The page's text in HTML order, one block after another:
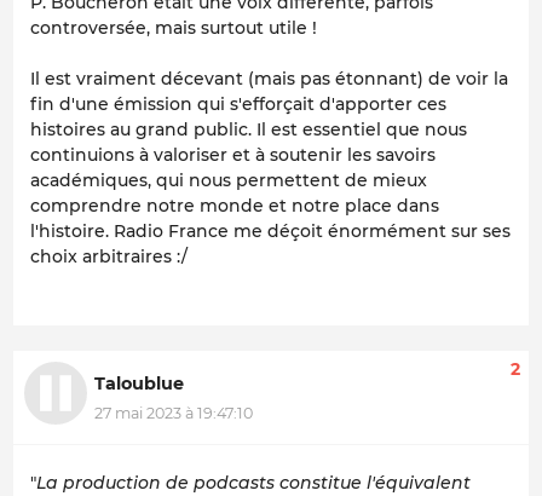
controversée, mais surtout utile !
Il est vraiment décevant (mais pas étonnant) de voir la
fin d'une émission qui s'efforçait d'apporter ces
histoires au grand public. Il est essentiel que nous
continuions à valoriser et à soutenir les savoirs
académiques, qui nous permettent de mieux
comprendre notre monde et notre place dans
l'histoire. Radio France me déçoit énormément sur ses
choix arbitraires :/
Taloublue
27 mai 2023 à 19:47:10
2
"La production de podcasts constitue l'équivalent